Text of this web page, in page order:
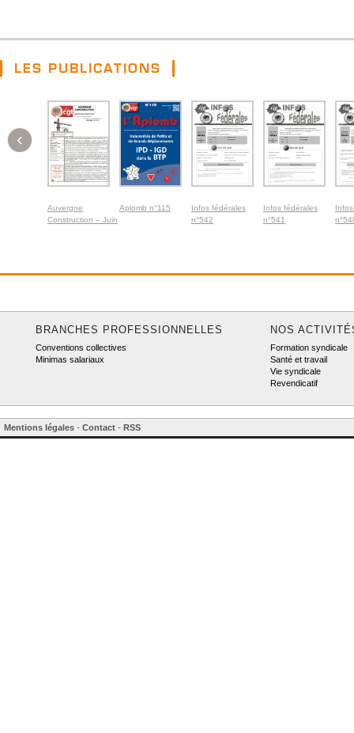
LES PUBLICATIONS
Auvergne
Construction – Juin
Aplomb n°115
Infos fédérales
n°542
Infos fédérales
n°541
‹
BRANCHES PROFESSIONNELLES
Conventions collectives
Minimas salariaux
NOS
Formation syndicale
Santé et travail
Vie syndicale
Revendicatif
Mentions légales - Contact - RSS